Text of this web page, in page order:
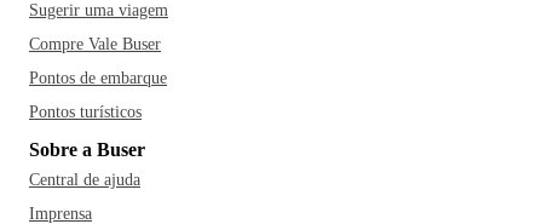
Sugerir uma viagem
Compre Vale Buser
Pontos de embarque
Pontos turísticos
Sobre a Buser
Central de ajuda
Imprensa